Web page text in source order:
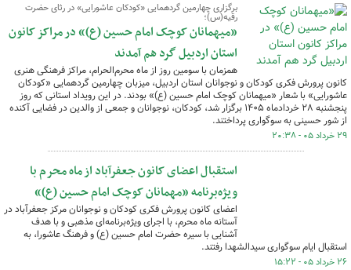
برگزاری چهارمین گردهمایی «کودکان عاشورایی» در رثای حضرت
رقیه(س)؛
«میهمانان کوچک امام حسین (ع)» در مراکز کانون
استان اردبیل گرد هم آمدند
همزمان با سومین روز از ماه محرم‌الحرام، مراکز فرهنگی هنری
کانون پرورش فکری کودکان و نوجوانان استان اردبیل، میزبان چهارمین گردهمایی «کودکان
عاشورایی» با شعار «میهمانان کوچک امام حسین (ع)» بودند. در این رویداد استانی که روز
پنجشنبه ۲۸ خردادماه ۱۴۰۵ برگزار شد، کودکان، نوجوانان و جمعی از والدین در فضایی آکنده
از شور حسینی به سوگواری پرداختند.
۲۹ خرداد ۰۵ - ۲۰:۳۸
استقبال اعضای کانون جعفرآباد از ماه محرم با
ویژه‌برنامه «مهمانان کوچک امام حسین (ع)»
اعضای کانون پرورش فکری کودکان و نوجوانان مرکز جعفرآباد در
آستانه ماه محرم، با اجرای ویژه‌برنامه‌ای مذهبی و با هدف
آشنایی با سیره حضرت امام حسین (ع) و فرهنگ عاشورا، به
استقبال ایام سوگواری سیدالشهدا رفتند.
۲۶ خرداد ۰۵ - ۱۵:۲۲